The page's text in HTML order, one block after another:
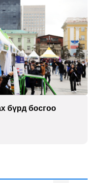
бүрд босгоо